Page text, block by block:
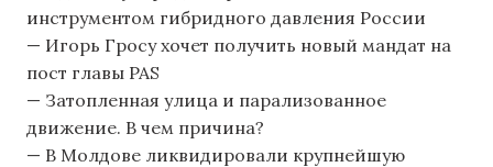
инструментом гибридного давления России
— Игорь Гросу хочет получить новый мандат на
пост главы PAS
— Затопленная улица и парализованное
движение. В чем причина?
— В Молдове ликвидировали крупнейшую